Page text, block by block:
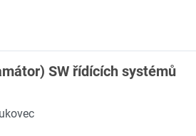
SW řídících systémů